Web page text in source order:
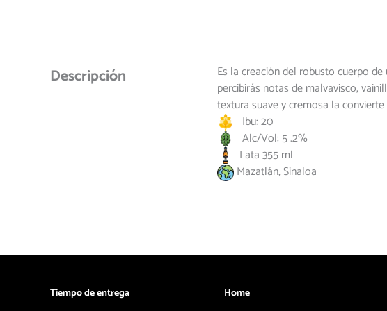
Descripción
Es la creación del robusto cuerpo
percibirás notas de malvavisco,
textura suave y cremosa la
Ibu: 20
Alc/Vol: 5 .2%
Lata 355 ml
Mazatlán, Sinaloa
Tiempo de entrega Home